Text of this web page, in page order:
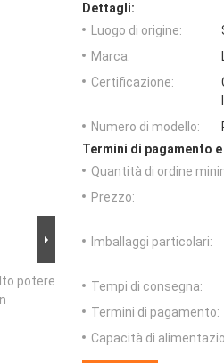
potere
Dettagli:
Luogo di origine:
Marca:
Certificazione:
Numero di modello:
Termini di pagamento
Quantità di ordine
Prezzo:
Imballaggi particolari:
Tempi di consegna:
Termini di pagamento:
Capacità di